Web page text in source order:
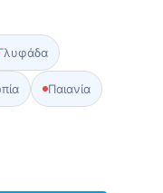
Παιανία